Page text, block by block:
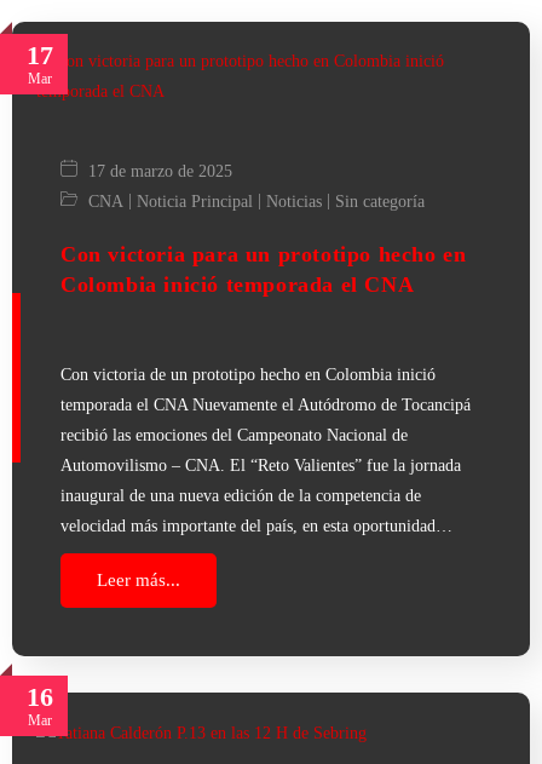
17
Mar
17 de marzo de 2025
CNA | Noticia Principal | Noticias | Sin categoría
Con victoria para un prototipo hecho en
Colombia inició temporada el CNA
Con victoria de un prototipo hecho en Colombia inició
temporada el CNA Nuevamente el Autódromo de Tocancipá
recibió las emociones del Campeonato Nacional de
Automovilismo – CNA. El “Reto Valientes” fue la jornada
inaugural de una nueva edición de la competencia de
velocidad más importante del país, en esta oportunidad…
Leer más...
16
Mar